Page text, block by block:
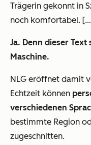
Trägerin gekonnt in
noch komfortabel.
Ja. Denn dieser
Maschine.
NLG eröffnet damit
Echtzeit können
verschiedenen
bestimmte Region
zugeschnitten.